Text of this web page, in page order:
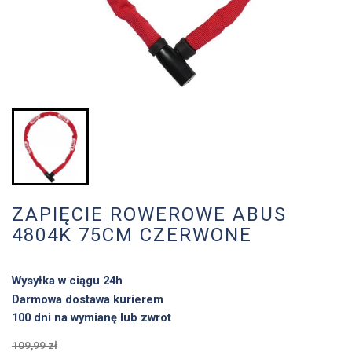
ZAPIĘCIE ROWEROWE ABUS
4804K 75CM CZERWONE
Wysyłka w ciągu 24h
Darmowa dostawa kurierem
100 dni na wymianę lub zwrot
109,99 zł